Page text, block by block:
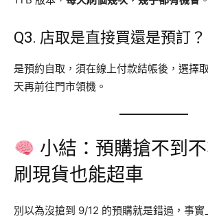
Q3. 店取是直接買還是預訂？
是預約自取，須在線上付款結帳後，選擇
天再前往門市領機。
小結：預購搶不到不
刷現貨也能超車
別以為沒搶到 9/12 的預購就是錯過，事實